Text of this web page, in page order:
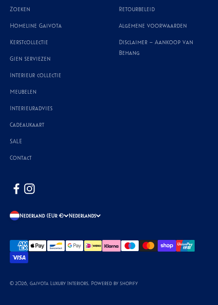
Zoeken
Homeline Gaivota
Kerstcollectie
Gien serviezen
Interieur collectie
Meubelen
Interieuradvies
Cadeaukaart
SALE
Contact
Retourbeleid
Algemene voorwaarden
Disclaimer – Aankoop van
Behang
Nederland (EUR €) Nederlands
© 2026, Gaivota Luxury Interiors. Powered by Shopify